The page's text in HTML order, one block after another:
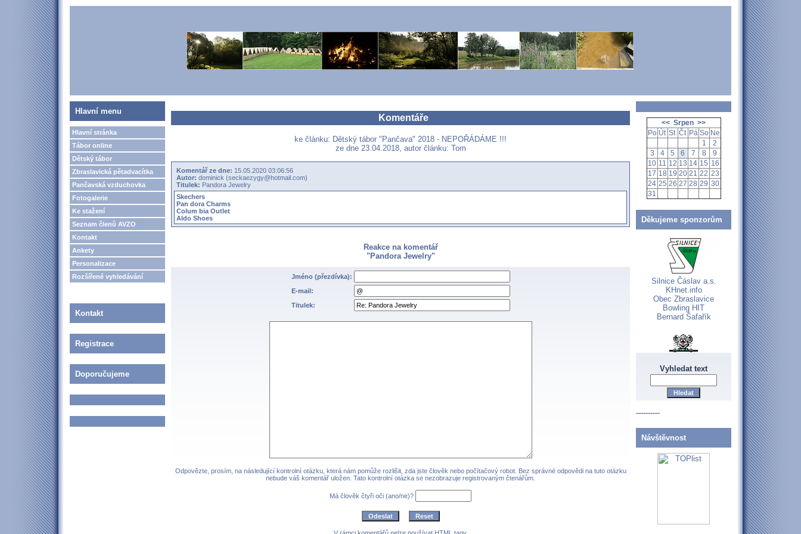
Hlavní menu
Hlavní stránka
Tábor online
Dětský tábor
Zbraslavická pětadvacítka
Pančavská vzduchovka
Fotogalerie
Ke stažení
Seznam členů AVZO
Kontakt
Ankety
Personalizace
Rozšířené vyhledávání
Kontakt
Registrace
Doporučujeme
Komentáře
ke článku: Dětský tábor "Pančava" 2018 - NEPOŘÁDÁME !!!
ze dne 23.04.2018, autor článku: Tom
Komentář ze dne: 15.05.2020 03:06:56
Autor: dominick (seckaezygy@hotmail.com)
Titulek: Pandora Jewelry
Skechers
Pan dora Charms
Colum bia Outlet
Aldo Shoes
Reakce na komentář
"Pandora Jewelry"
Jméno (přezdívka):
E-mail:
Titulek:
Odpovězte, prosím, na následující kontrolní otázku, která nám pomůže rozlišit, zda jste člověk nebo počítačový robot. Bez správné odpovědi na tuto otázku
nebude váš komentář uložen. Tato kontrolní otázka se nezobrazuje registrovaným čtenářům.
Má člověk čtyři oči (ano/ne)?
<< Srpen >>
Po Út St Čt Pá So Ne
1
2
3
4 5 6 7 8
9
10 11 12 13 14 15 16
17 18 19 20 21 22 23
24 25 26 27 28 29 30
31
Děkujeme sponzorům
Silnice Čáslav a.s.
KHnet.info
Obec Zbraslavice
Bowling HIT
Bernard Šafařík
Vyhledat text
----------
Návštěvnost